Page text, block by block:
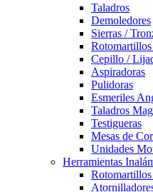
Taladros
Demoledores
Sierras /
Cepillo /
Aspiradoras
Pulidoras
Esmeriles
Taladros
Testigueras
Mesas de
Unidades
Herramientas